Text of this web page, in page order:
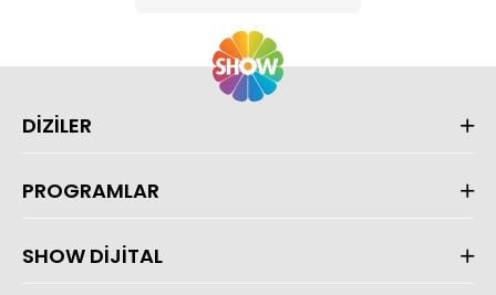
DİZİLER
PROGRAMLAR
SHOW DİJİTAL